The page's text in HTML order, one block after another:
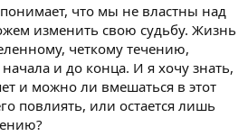
что мы не властны над
изменить свою судьбу. Жизнь
четкому течению,
и до конца. И я хочу знать,
и можно ли вмешаться в этот
повлиять, или остается лишь